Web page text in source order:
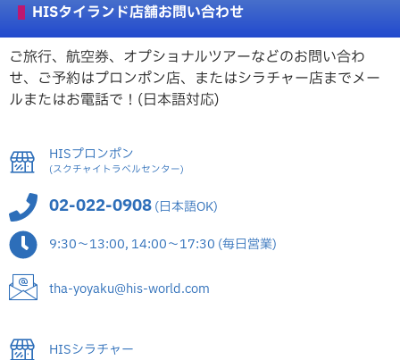
HISタイランド店舗お問い合わせ
ご旅行、航空券、オプショナルツアーなどのお問い合わ
せ、ご予約はプロンポン店、またはシラチャー店までメー
ルまたはお電話で！(日本語対応)
HISプロンポン
(スクチャイトラベルセンター)
02-022-0908(日本語OK)
9:30～13:00, 14:00～17:30 (毎日営業)
tha-yoyaku@his-world.com
HISシラチャー